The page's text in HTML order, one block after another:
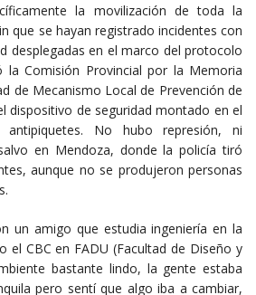
la movilización de toda la
que se hayan registrado incidentes con
desplegadas en el marco del protocolo
la Comisión Provincial por la Memoria
de Mecanismo Local de Prevención de
dispositivo de seguridad montado en el
No hubo represión, ni
en Mendoza, donde la policía tiró
aunque no se produjeron personas
un amigo que estudia ingeniería en la
el CBC en FADU (Facultad de Diseño y
bastante lindo, la gente estaba
pero sentí que algo iba a cambiar,